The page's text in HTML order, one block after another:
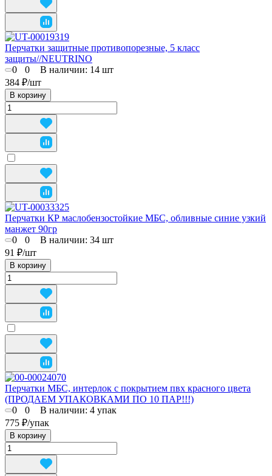
Перчатки защитные противопорезные, 5 класс
защиты//NEUTRINO
0
0 В наличии: 14 шт
384 ₽/шт
В корзину
Перчатки КР маслобензостойкие МБС, обливные синие узкий
манжет 90гр
0
0 В наличии: 34 шт
91 ₽/шт
В корзину
Перчатки МБС, интерлок с покрытием пвх красного цвета
(ПРОДАЕМ УПАКОВКАМИ ПО 10 ПАР!!!)
0
0 В наличии: 4 упак
775 ₽/упак
В корзину